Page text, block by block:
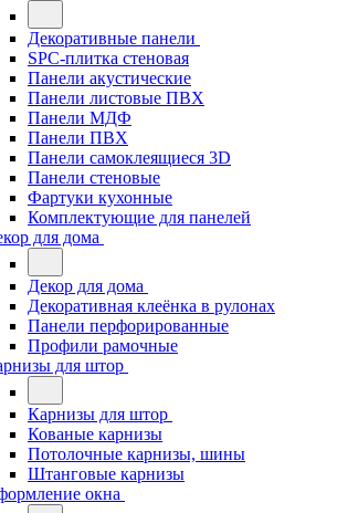
Декоративные панели
SPC-плитка стеновая
Панели акустические
Панели листовые ПВХ
Панели МДФ
Панели ПВХ
Панели самоклеящиеся 3D
Панели стеновые
Фартуки кухонные
Комплектующие для панелей
для дома
Декор для дома
Декоративная клеёнка в рулонах
Панели перфорированные
Профили рамочные
для штор
Карнизы для штор
Кованые карнизы
Потолочные карнизы, шины
Штанговые карнизы
окна